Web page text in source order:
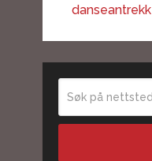
danseantrekk